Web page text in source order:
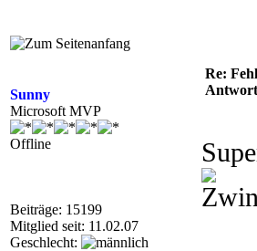
Sunny
Microsoft MVP
Offline
Beiträge: 15199
Mitglied seit: 11.02.07
Geschlecht:
Re: